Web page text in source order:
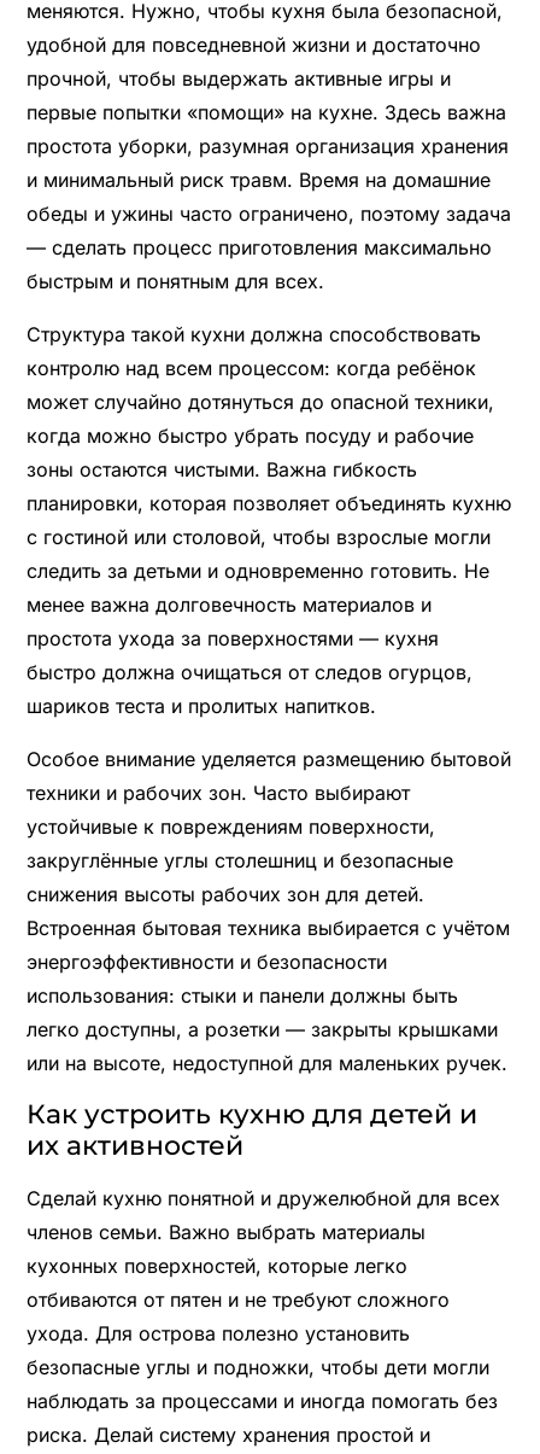
меняются. Нужно, чтобы кухня была безопасной,
удобной для повседневной жизни и достаточно
прочной, чтобы выдержать активные игры и
первые попытки «помощи» на кухне. Здесь важна
простота уборки, разумная организация хранения
и минимальный риск травм. Время на домашние
обеды и ужины часто ограничено, поэтому задача
— сделать процесс приготовления максимально
быстрым и понятным для всех.
Структура такой кухни должна способствовать
контролю над всем процессом: когда ребёнок
может случайно дотянуться до опасной техники,
когда можно быстро убрать посуду и рабочие
зоны остаются чистыми. Важна гибкость
планировки, которая позволяет объединять кухню
с гостиной или столовой, чтобы взрослые могли
следить за детьми и одновременно готовить. Не
менее важна долговечность материалов и
простота ухода за поверхностями — кухня
быстро должна очищаться от следов огурцов,
шариков теста и пролитых напитков.
Особое внимание уделяется размещению бытовой
техники и рабочих зон. Часто выбирают
устойчивые к повреждениям поверхности,
закруглённые углы столешниц и безопасные
снижения высоты рабочих зон для детей.
Встроенная бытовая техника выбирается с учётом
энергоэффективности и безопасности
использования: стыки и панели должны быть
легко доступны, а розетки — закрыты крышками
или на высоте, недоступной для маленьких ручек.
Как устроить кухню для детей и
их активностей
Сделай кухню понятной и дружелюбной для всех
членов семьи. Важно выбрать материалы
кухонных поверхностей, которые легко
отбиваются от пятен и не требуют сложного
ухода. Для острова полезно установить
безопасные углы и подножки, чтобы дети могли
наблюдать за процессами и иногда помогать без
риска. Делай систему хранения простой и